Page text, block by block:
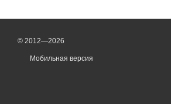
© 2012—2026
Мобильная версия